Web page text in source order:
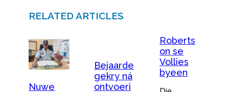
RELATED ARTICLES
Nuwe
Bejaarde
gekry ná
ontvoeri
Roberts
on se
Vollies
byeen